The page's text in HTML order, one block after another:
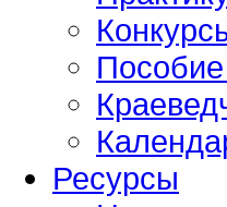
Ресурсы